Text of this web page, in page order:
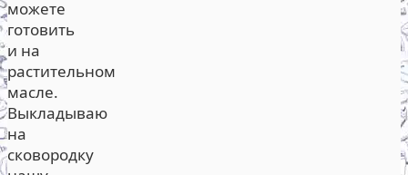
можете
готовить
и на
растительном
масле.
Выкладываю
на
сковородку